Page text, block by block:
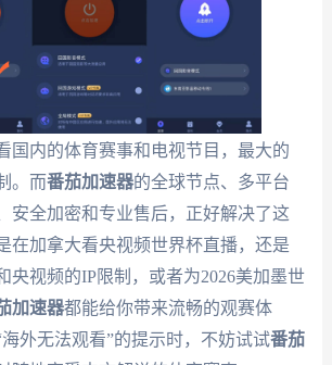
国内的体育赛事和电视节目，最大的
。而番茄加速器的全球节点、多平台
安全加密和专业售后，正好解决了这
在加拿大看央视频世界杯直播，还是
央视频的IP限制，或者为2026美加墨世
加速器都能给你带来流畅的观赛体
外无法观看”的提示时，不妨试试番茄